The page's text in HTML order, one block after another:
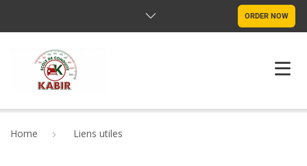
ORDER NOW
Home Liens utiles